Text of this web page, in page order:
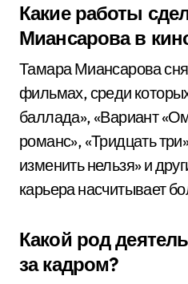
Какие работы
Миансарова в
Тамара Миансарова
фильмах, среди
баллада», «Вариант
романс», «Тридцать
изменить нельзя» и
карьера насчитывает
Какой род
за кадром?